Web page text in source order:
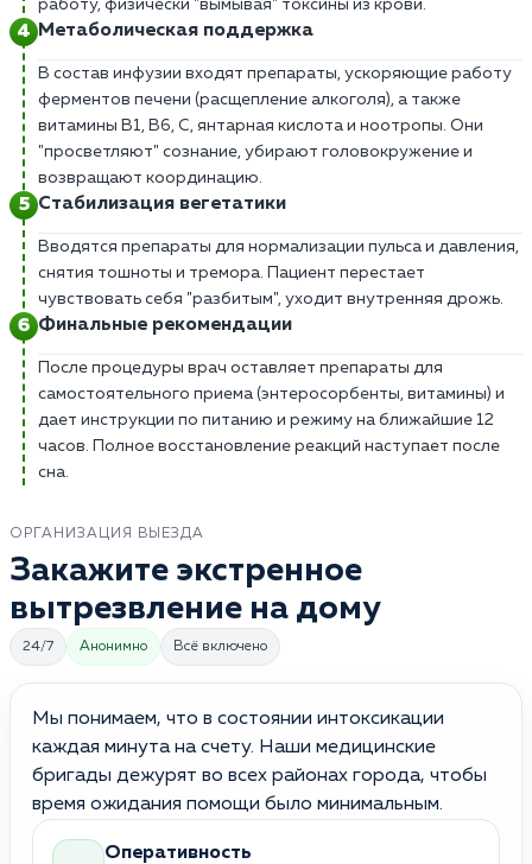
работу, физически "вымывая" токсины из крови.
Метаболическая поддержка
В состав инфузии входят препараты, ускоряющие работу
ферментов печени (расщепление алкоголя), а также
витамины В1, В6, С, янтарная кислота и ноотропы. Они
"просветляют" сознание, убирают головокружение и
возвращают координацию.
Стабилизация вегетатики
Вводятся препараты для нормализации пульса и давления,
снятия тошноты и тремора. Пациент перестает
чувствовать себя "разбитым", уходит внутренняя дрожь.
Финальные рекомендации
После процедуры врач оставляет препараты для
самостоятельного приема (энтеросорбенты, витамины) и
дает инструкции по питанию и режиму на ближайшие 12
часов. Полное восстановление реакций наступает после
сна.
ОРГАНИЗАЦИЯ ВЫЕЗДА
Закажите экстренное
вытрезвление на дому
24/7 Анонимно Всё включено
Мы понимаем, что в состоянии интоксикации
каждая минута на счету. Наши медицинские
бригады дежурят во всех районах города, чтобы
время ожидания помощи было минимальным.
Оперативность